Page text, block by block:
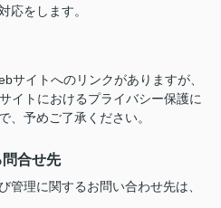
応をします。
サイトへのリンクがありますが、
イトにおけるプライバシー保護に
、予めご了承ください。
合せ先
管理に関するお問い合わせ先は、